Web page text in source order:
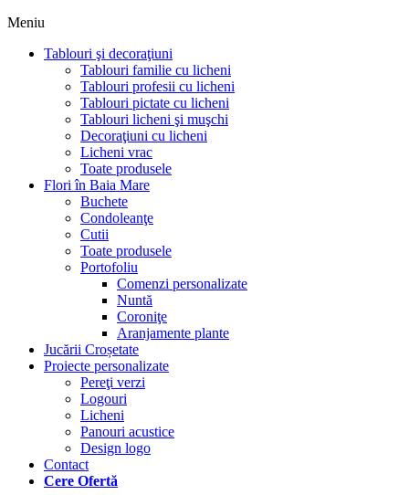
Meniu
Tablouri şi decoraţiuni
Tablouri familie cu licheni
Tablouri profesii cu licheni
Tablouri pictate cu licheni
Tablouri licheni şi muşchi
Decoraţiuni cu licheni
Licheni vrac
Toate produsele
Flori în Baia Mare
Buchete
Condoleanţe
Cutii
Toate produsele
Portofoliu
Comenzi personalizate
Nuntă
Coroniţe
Aranjamente plante
Jucării Croșetate
Proiecte personalizate
Pereţi verzi
Logouri
Licheni
Panouri acustice
Design logo
Contact
Cere Ofertă